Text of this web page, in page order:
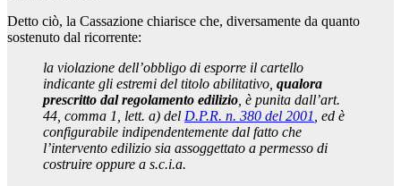
Detto ciò, la Cassazione chiarisce che, diversamente da quanto
sostenuto dal ricorrente:
la violazione dell’obbligo di esporre il cartello
indicante gli estremi del titolo abilitativo, qualora
prescritto dal regolamento edilizio , è punita dall’art.
44, comma 1, lett. a) del D.P.R. n. 380 del 2001 , ed è
configurabile indipendentemente dal fatto che
l’intervento edilizio sia assoggettato a permesso di
costruire oppure a s.c.i.a.